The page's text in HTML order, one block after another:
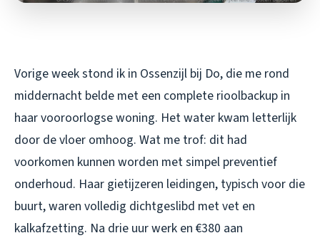
Vorige week stond ik in Ossenzijl bij Do, die me rond
middernacht belde met een complete rioolbackup in
haar vooroorlogse woning. Het water kwam letterlijk
door de vloer omhoog. Wat me trof: dit had
voorkomen kunnen worden met simpel preventief
onderhoud. Haar gietijzeren leidingen, typisch voor die
buurt, waren volledig dichtgeslibd met vet en
kalkafzetting. Na drie uur werk en €380 aan